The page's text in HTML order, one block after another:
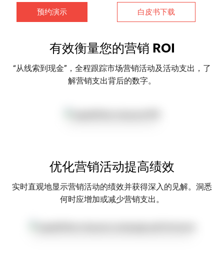
预约演示 白皮书下载
有效衡量您的营销 ROI
“从线索到现金”，全程跟踪市场营销活动及活动支出，了
解营销支出背后的数字。
优化营销活动提高绩效
实时直观地显示营销活动的绩效并获得深入的见解。洞悉
何时应增加或减少营销支出。